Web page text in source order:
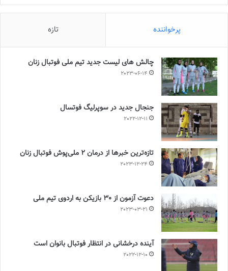
پرخواننده تازه
چالش هاى ليست جدید تيم ملى فوتبال زنان
2023-06-14
جنجال جدید در سوپرلیگ فوتسال
2022-12-11
تازه‌ترین خبرها از درمان ۲ ملی‌پوش فوتبال زنان
2023-12-24
دعوت آزمون از 30 بازیکن به اردوی تیم ملی
2023-03-21
آینده درخشانی در انتظار فوتبال بانوان است
2022-12-10